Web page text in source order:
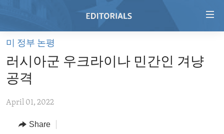
Skip
main
content
to
Navigation
HOME
VIDEO
REGIONS
AFRICA
TOPICS
미 정부 논평
러시아군 우크라이나 민간인 겨냥
공격
April 01, 2022
Share